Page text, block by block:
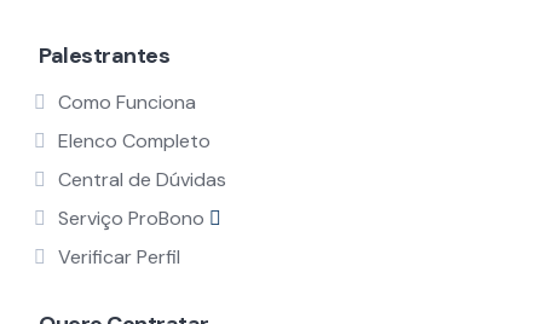
Palestrantes
Como Funciona
Elenco Completo
Central de Dúvidas
Serviço ProBono
Verificar Perfil